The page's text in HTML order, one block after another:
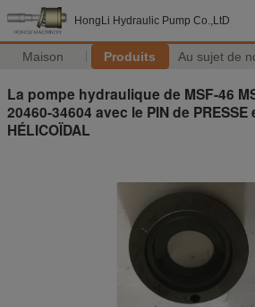
HongLi Hydraulic Pump Co.,LtD
Maison Produits Au sujet de
La pompe hydraulique de MSF-46
20460-34604 avec le PIN de PRESSE
HÉLICOÏDAL